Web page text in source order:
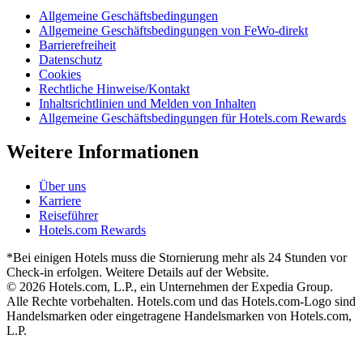
Allgemeine Geschäftsbedingungen
Allgemeine Geschäftsbedingungen von FeWo-direkt
Barrierefreiheit
Datenschutz
Cookies
Rechtliche Hinweise/Kontakt
Inhaltsrichtlinien und Melden von Inhalten
Allgemeine Geschäftsbedingungen für Hotels.com Rewards
Weitere Informationen
Über uns
Karriere
Reiseführer
Hotels.com Rewards
*Bei einigen Hotels muss die Stornierung mehr als 24 Stunden vor
Check-in erfolgen. Weitere Details auf der Website.
© 2026 Hotels.com, L.P., ein Unternehmen der Expedia Group.
Alle Rechte vorbehalten. Hotels.com und das Hotels.com-Logo sind
Handelsmarken oder eingetragene Handelsmarken von Hotels.com,
L.P.